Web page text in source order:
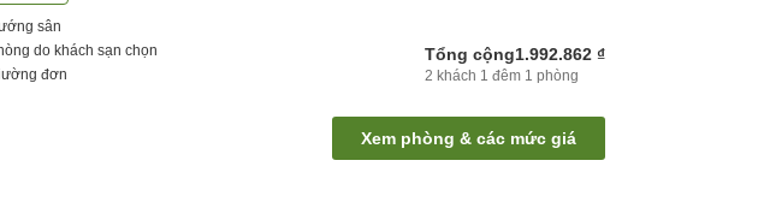
sân
do khách sạn chọn
đơn
Tổng cộng1.992.862 ₫
2 khách 1 đêm 1 phòng
Xem phòng & các mức giá